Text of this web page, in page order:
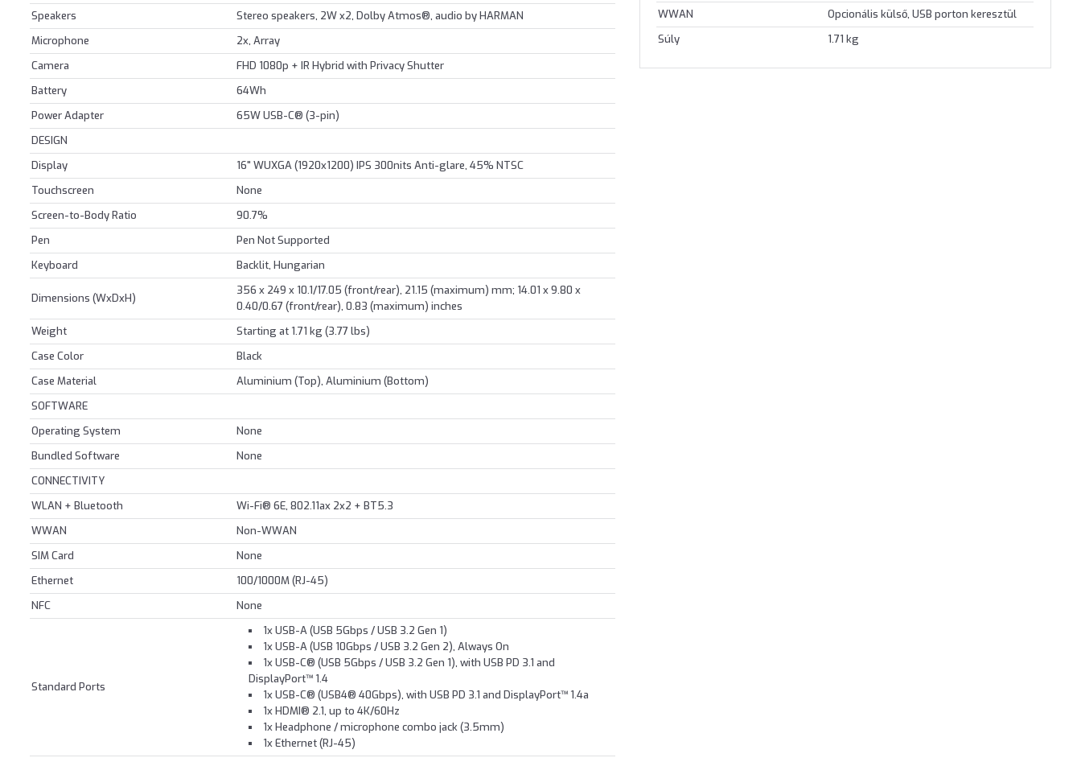
Speakers
Stereo speakers, 2W x2, Dolby Atmos®, audio by HARMAN
Microphone
2x, Array
Camera
FHD 1080p + IR Hybrid with Privacy Shutter
Battery
64Wh
Power Adapter
65W USB-C® (3-pin)
DESIGN
Display
16" WUXGA (1920x1200) IPS 300nits Anti-glare, 45% NTSC
Touchscreen
None
Screen-to-Body Ratio
90.7%
Pen
Pen Not Supported
Keyboard
Backlit, Hungarian
Dimensions (WxDxH)
356 x 249 x 10.1/17.05 (front/rear), 21.15 (maximum) mm; 14.01 x 9.80 x
0.40/0.67 (front/rear), 0.83 (maximum) inches
Weight
Starting at 1.71 kg (3.77 lbs)
Case Color
Black
Case Material
Aluminium (Top), Aluminium (Bottom)
SOFTWARE
Operating System
None
Bundled Software
None
CONNECTIVITY
WLAN + Bluetooth
Wi-Fi® 6E, 802.11ax 2x2 + BT5.3
WWAN
Non-WWAN
SIM Card
None
Ethernet
100/1000M (RJ-45)
NFC
None
Standard Ports
1x USB-A (USB 5Gbps / USB 3.2 Gen 1)
1x USB-A (USB 10Gbps / USB 3.2 Gen 2), Always On
1x USB-C® (USB 5Gbps / USB 3.2 Gen 1), with USB PD 3.1 and
DisplayPort™ 1.4
1x USB-C® (USB4® 40Gbps), with USB PD 3.1 and DisplayPort™ 1.4a
1x HDMI® 2.1, up to 4K/60Hz
1x Headphone / microphone combo jack (3.5mm)
1x Ethernet (RJ-45)
WWAN
Opcionális külső, USB porton keresztül
Súly
1.71 kg